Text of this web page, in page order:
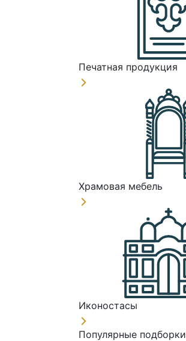
Печатная продукция
Храмовая мебель
Иконостасы
Популярные подборки